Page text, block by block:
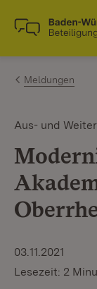
Zum Inhalt
Link zur
Meldungen
Aus- und
03.11.2021
Lesezeit: 2